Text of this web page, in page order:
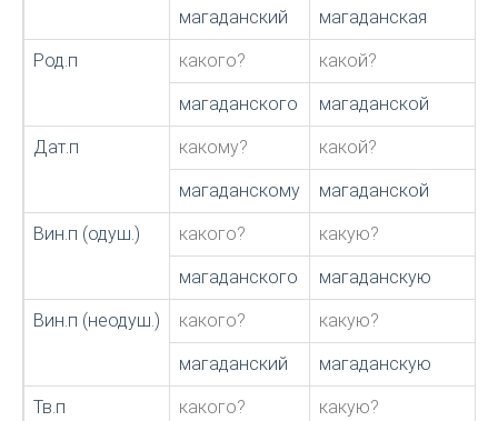
магаданский магаданская
Род.п какого? какой?
магаданского магаданской
Дат.п какому? какой?
магаданскому магаданской
Вин.п (одуш.) какого? какую?
магаданского магаданскую
Вин.п (неодуш.) какого? какую?
магаданский магаданскую
Тв.п какого? какую?